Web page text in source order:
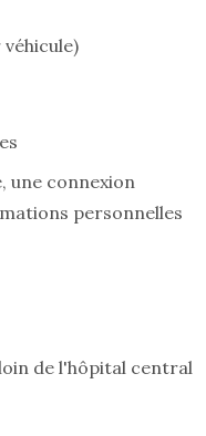
une connexion
personnelles
de l'hôpital central